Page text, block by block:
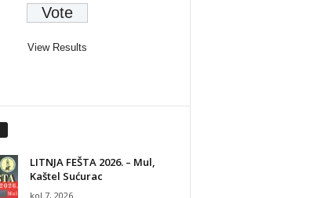
View Results
LITNJA FEŠTA 2026. – Mul,
Kaštel Sućurac
kol 7, 2026